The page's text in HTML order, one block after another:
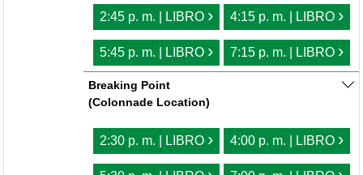
2:45 p. m. | LIBRO › 4:15 p. m. | LIBRO ›
5:45 p. m. | LIBRO › 7:15 p. m. | LIBRO ›
Breaking Point
(Colonnade Location)
2:30 p. m. | LIBRO › 4:00 p. m. | LIBRO ›